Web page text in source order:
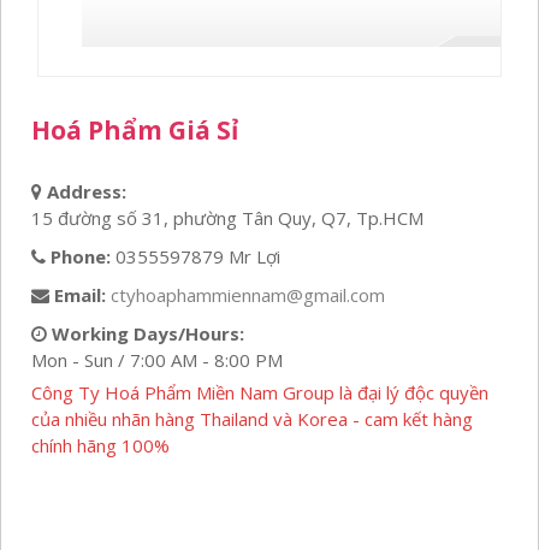
Hoá Phẩm Giá Sỉ
Address:
15 đường số 31, phường Tân Quy, Q7, Tp.HCM
Phone: 0355597879 Mr Lợi
Email: ctyhoaphammiennam@gmail.com
Working Days/Hours:
Mon - Sun / 7:00 AM - 8:00 PM
Công Ty Hoá Phẩm Miền Nam Group là đại lý độc quyền
của nhiều nhãn hàng Thailand và Korea - cam kết hàng
chính hãng 100%